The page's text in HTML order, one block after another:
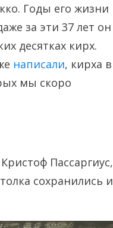
Годы его жизни
за эти 37 лет он
десятках кирх.
написали, кирха в
мы скоро
Пассаргиус,
сохранились и